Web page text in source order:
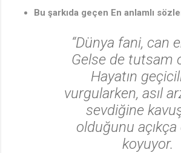
Bu şarkıda geçen En anlamlı
“Dünya fani, can
Gelse de tutsam
Hayatın
vurgularken, asıl
sevdiğine
olduğunu
koyuyor.